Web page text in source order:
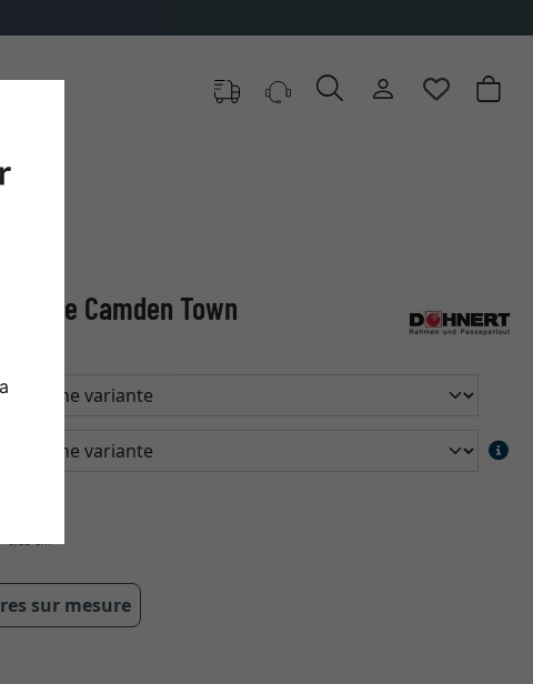
Camden Town
0,85 cm
sur mesure